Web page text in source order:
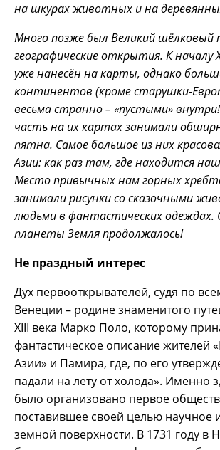
на шкурах животных и на
Много позже был Великий шёлковый
географические открытия. К началу
уже нанесён на карты, однако
континентов (кроме старушки-
весьма странно – «пустыми»
часть на их картах занимали
пятна. Самое большое из них
Азии: как раз там, где находится
Место привычных нам горных
занимали рисунки со сказочными
людьми в фантастических
планеты Земля продолжалось!
Не праздный интерес
Дух первооткрывателей, судя по
Венеции – родине знаменитого
XIII века Марко Поло, которому
фантастическое описание жителей
Азии» и Памира, где, по его
падали на лету от холода». Именно
было организовано первое
поставившее своей целью научное
земной поверхности. В 1731 году в